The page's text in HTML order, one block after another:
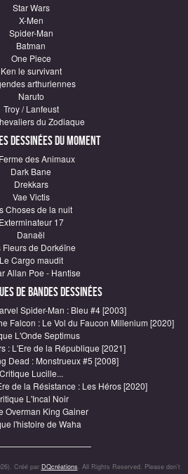
Star Wars
X-Men
Spider-Man
Batman
One Piece
Ken le survivant
arthuriennes
Naruto
Troy / Lanfeust
du Zodiaque
Dessinées du moment
des Animaux
Dark Bane
Drekkars
Vae Victis
Choses de la nuit
Exterminateur 17
Danaël
Fleurs de Dorkéïne
Le Cargo maudit
Allan Poe - Hantise
de Bandes Dessinées
Spider-Man : Bleu #4 [2003]
Falcon : Le Vol du Faucon Millenium [2020]
L'Onde Septimus
: L'Ere de la République [2021]
Dead : Monstrueux #5 [2008]
Critique Lucille...
de la Résistance : Les Héros [2020]
L'Incal Noir
Overman King Gainer
l'histoire de Waha
Créé par DQcréations . All Rights Reserved. Please don’t